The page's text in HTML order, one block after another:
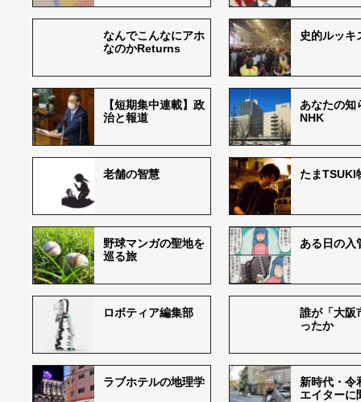
なんでこんなにアホ
なのかReturns
史的ルッキ
【短期集中連載】政
治と報道
あなたの知
NHK
老舗の智慧 たまTSUKI
野球マンガの聖地を
巡る旅
ある日の入
ロボティア編集部
誰が「大阪
ったか
ラブホテルの地理学
新時代・令
エイターに